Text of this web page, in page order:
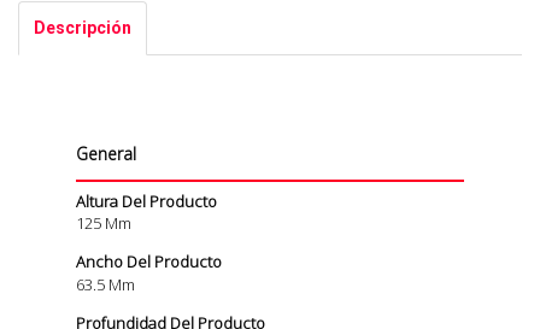
Descripción
General
Altura Del Producto
125 Mm
Ancho Del Producto
63.5 Mm
Profundidad Del Producto